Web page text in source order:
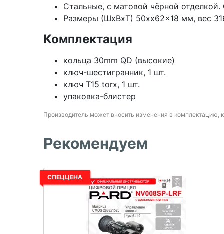
Стальные, с матовой чёрной
Размеры (ШxВxТ) 50xx62x18 мм, вес
Комплектация
кольца 30mm QD (высокие)
ключ-шестигранник, 1 шт.
ключ T15 torx, 1 шт.
упаковка-блистер
Производитель может вносить изменения в комплектацию,
Рекомендуем
СПЕЦЦЕНА